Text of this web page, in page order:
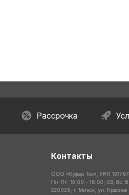
Рассрочка
Контакты
ООО «Куфар Тех», УНП
Пн-Пт: 10:00 – 18:00; Сб, Вс:
220029, г. Минск, ул.